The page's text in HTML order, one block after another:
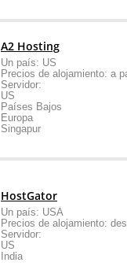
A2 Hosting
Un país: US
Precios de alojamiento: a
Servidor:
US
Países Bajos
Europa
Singapur
HostGator
Un país: USA
Precios de alojamiento:
Servidor:
US
India